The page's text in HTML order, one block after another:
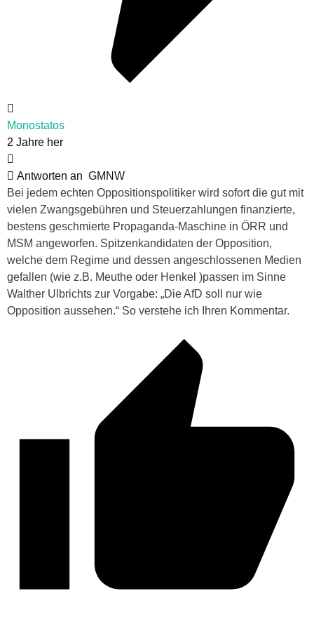
Monostatos
2 Jahre her
Antworten an GMNW
Bei jedem echten Oppositionspolitiker wird sofort die gut mit
vielen Zwangsgebühren und Steuerzahlungen finanzierte,
bestens geschmierte Propaganda-Maschine in ÖRR und
MSM angeworfen. Spitzenkandidaten der Opposition,
welche dem Regime und dessen angeschlossenen Medien
gefallen (wie z.B. Meuthe oder Henkel )passen im Sinne
Walther Ulbrichts zur Vorgabe: „Die AfD soll nur wie
Opposition aussehen.“ So verstehe ich Ihren Kommentar.